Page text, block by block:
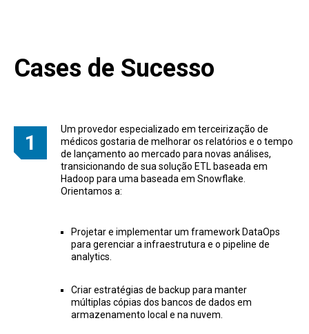
Cases de Sucesso
Um provedor especializado em terceirização de
médicos gostaria de melhorar os relatórios e o tempo
de lançamento ao mercado para novas análises,
transicionando de sua solução ETL baseada em
Hadoop para uma baseada em Snowflake.
Orientamos a:
Projetar e implementar um framework DataOps
para gerenciar a infraestrutura e o pipeline de
analytics.
Criar estratégias de backup para manter
múltiplas cópias dos bancos de dados em
armazenamento local e na nuvem.